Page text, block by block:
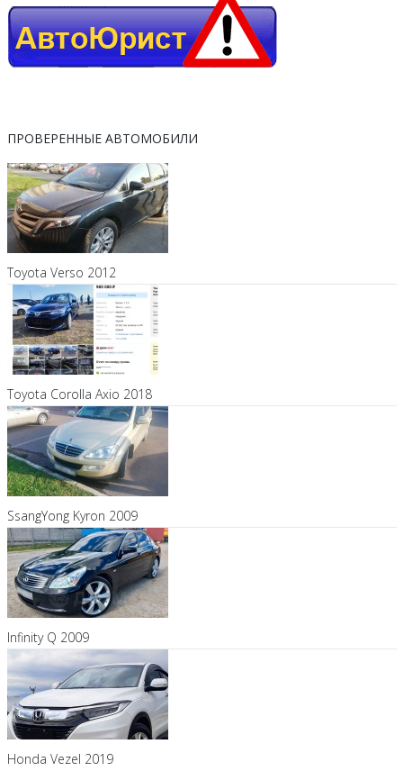
ПРОВЕРЕННЫЕ АВТОМОБИЛИ
Toyota Verso 2012
Toyota Corolla Axio 2018
SsangYong Kyron 2009
Infinity Q 2009
Honda Vezel 2019